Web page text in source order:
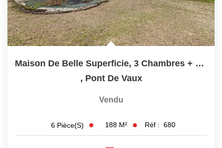
Maison De Belle Superficie, 3 Chambres + Mezzanine - 01190...
, Pont De Vaux
Vendu
6 Pièce(s) 188 M² Réf : 680